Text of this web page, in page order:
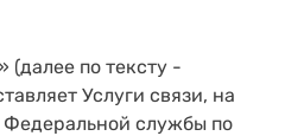
по тексту -
Услуги связи, на
службы по